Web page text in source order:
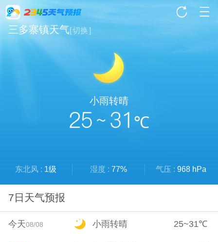
三多寨镇天气[切换]
小雨转晴
25 ~ 31 ℃
东北风 : 1级 湿度 : 77% 气压 : 968 hPa
7日天气预报
今天08/08 小雨转晴 25~31℃